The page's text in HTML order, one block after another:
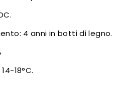
4 anni in botti di legno.
18°C.